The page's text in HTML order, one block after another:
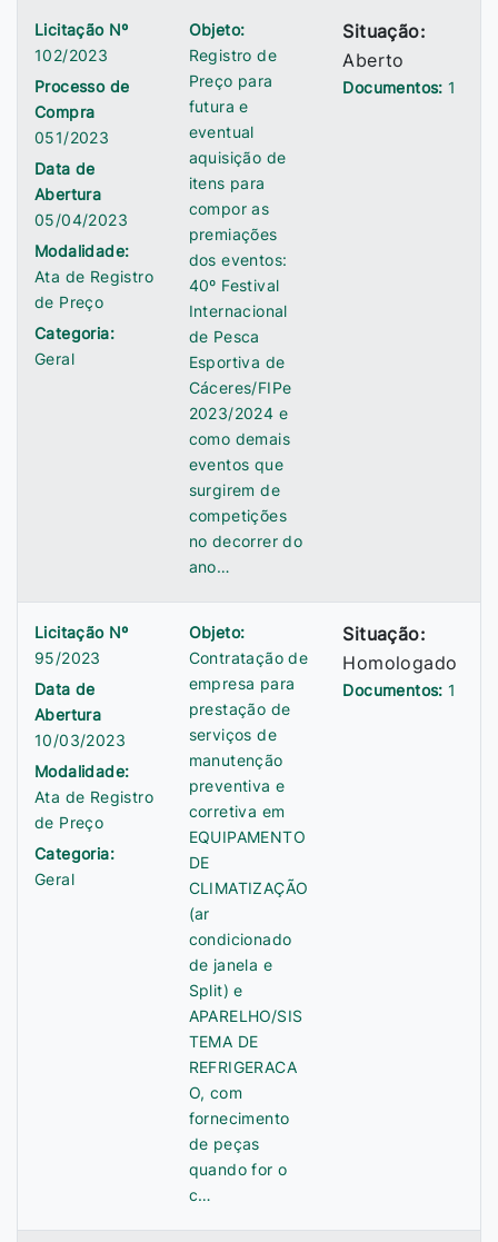
Licitação Nº
102/2023
Processo de
Compra
051/2023
Data de
Abertura
05/04/2023
Modalidade:
Ata de Registro
de Preço
Categoria:
Geral
Objeto:
Registro de
Preço para
futura e
eventual
aquisição de
itens para
compor as
premiações
dos eventos:
40º Festival
Internacional
de Pesca
Esportiva de
Cáceres/FIPe
2023/2024 e
como demais
eventos que
surgirem de
competições
no decorrer do
ano…
Situação:
Aberto
Documentos: 1
Licitação Nº
95/2023
Data de
Abertura
10/03/2023
Modalidade:
Ata de Registro
de Preço
Categoria:
Geral
Objeto:
Contratação de
empresa para
prestação de
serviços de
manutenção
preventiva e
corretiva em
EQUIPAMENTO
DE
CLIMATIZAÇÃO
(ar
condicionado
de janela e
Split) e
APARELHO/SIS
TEMA DE
REFRIGERACA
O, com
fornecimento
de peças
quando for o
c…
Situação:
Homologado
Documentos:1